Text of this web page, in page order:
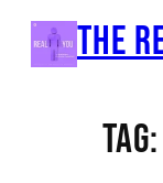
Skip
The
Tag: